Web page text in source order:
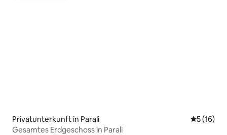
Privatunterkunft in Parali
5 (16)
Gesamtes Erdgeschoss in Parali